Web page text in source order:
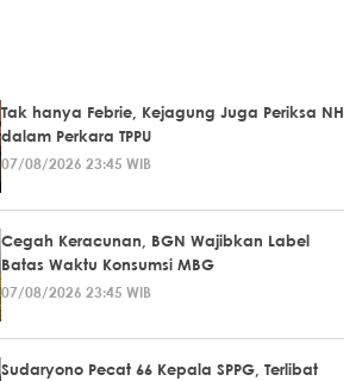
Tak hanya Febrie, Kejagung Juga Periksa NH
dalam Perkara TPPU
07/08/2026 23:45 WIB
Cegah Keracunan, BGN Wajibkan Label
Batas Waktu Konsumsi MBG
07/08/2026 23:45 WIB
Sudaryono Pecat 66 Kepala SPPG, Terlibat